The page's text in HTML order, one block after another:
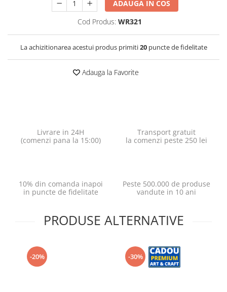
ADAUGA IN COS
Cod Produs: WR321
La achizitionarea acestui produs primiti20puncte de fidelitate
Adauga la Favorite
Livrare in 24H
(comenzi pana la 15:00)
Transport gratuit
la comenzi peste 250 lei
10% din comanda inapoi
in puncte de fidelitate
Peste 500.000 de produse
vandute in 10 ani
PRODUSE ALTERNATIVE
-20% -30%